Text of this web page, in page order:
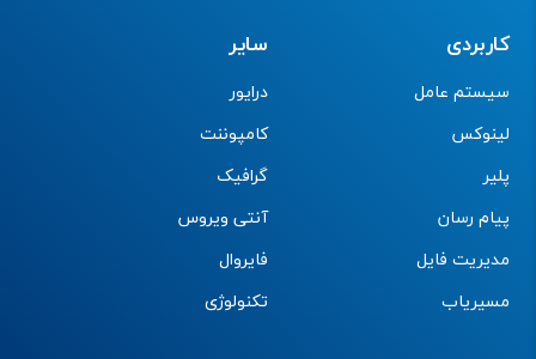
کاربردی
سیستم عامل
لینوکس
پلیر
پیام رسان
مدیریت فایل
مسیریاب
سایر
درایور
کامپوننت
گرافیک
آنتی ویروس
فایروال
تکنولوژی